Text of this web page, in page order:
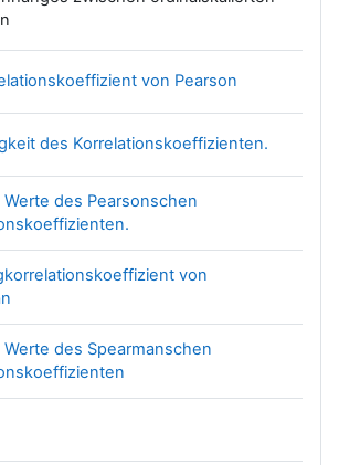
von Pearson
des Korrelationskoeffizienten.
Werte des Pearsonschen
von
Werte des Spearmanschen